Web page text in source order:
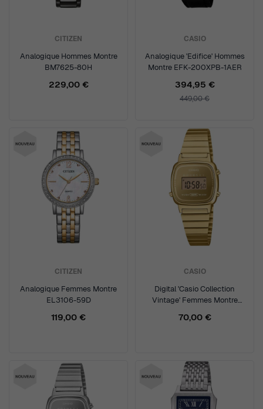
CITIZEN
Analogique Hommes Montre
BM7625-80H
229,00 €
CASIO
Analogique 'Edifice' Hommes
Montre EFK-200XPB-1AER
394,95 €
449,00 €
CITIZEN
Analogique Femmes Montre
EL3106-59D
119,00 €
CASIO
Digital 'Casio Collection
Vintage' Femmes Montre
70,00 €